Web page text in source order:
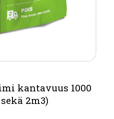
kantavuus 1000
2m3)